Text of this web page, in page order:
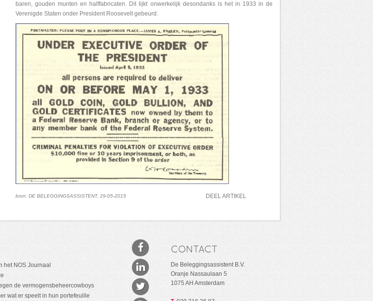
baren, gouden munten en halffabricaten. Dit lijkt onwerkelijk desondanks is het in 1933 in de
Verenigde Staten onder President Roosevelt gebeurd.
bron: DE BELEGGINGSASSISTENT, 29-05-2015 DEEL ARTIKEL
het NOS Journaal
de vermogensbeheercowboys
wat er speelt in hun portefeuille
CONTACT
De Beleggingsassistent B.V.
Oranje Nassaulaan 5
1075 AH Amsterdam